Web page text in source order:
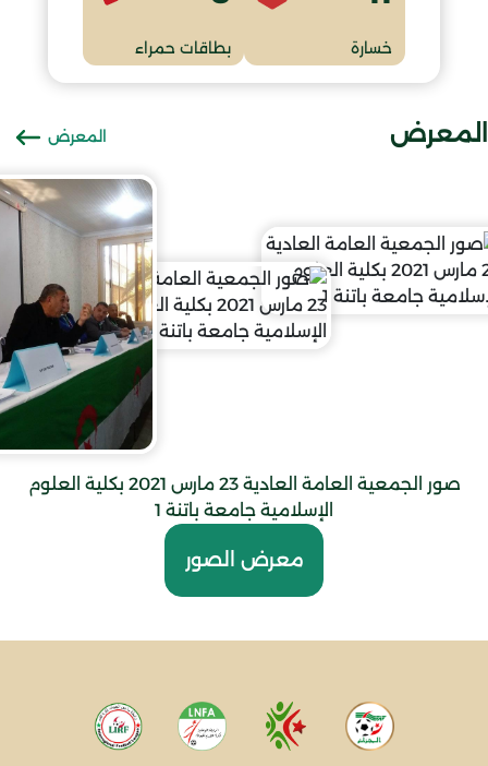
خسارة بطاقات حمراء
المعرض المعرض
صور الجمعية العامة العادية 23 مارس 2021 بكلية العلوم
الإسلامية جامعة باتنة 1
معرض الصور